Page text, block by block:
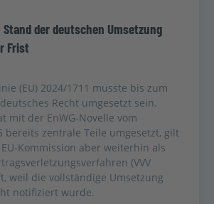
Stand der deutschen Umsetzung
Frist
(EU) 2024/1711 musste bis zum
Recht umgesetzt sein.
mit der EnWG-Novelle vom
bereits zentrale Teile umgesetzt, gilt
Kommission aber weiterhin als
(VVV
weil die vollständige Umsetzung
notifiziert wurde.